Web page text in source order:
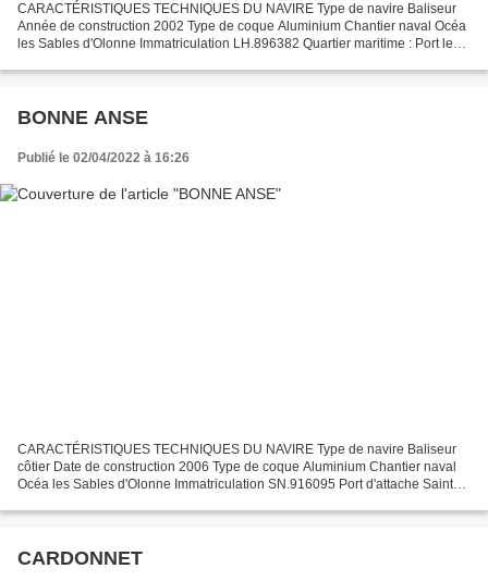
CARACTÉRISTIQUES TECHNIQUES DU NAVIRE Type de navire Baliseur
Année de construction 2002 Type de coque Aluminium Chantier naval Océa
les Sables d'Olonne Immatriculation LH.896382 Quartier maritime : Port le
BONNE ANSE
Publié le 02/04/2022 à 16:26
CARACTÉRISTIQUES TECHNIQUES DU NAVIRE Type de navire Baliseur
côtier Date de construction 2006 Type de coque Aluminium Chantier naval
Océa les Sables d'Olonne Immatriculation SN.916095 Port d'attache Saint
CARDONNET